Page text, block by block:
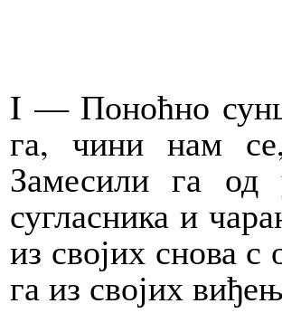
I — Поноћно
га, чини нам се,
Замесили га од
сугласника и
из својих снова
га из својих